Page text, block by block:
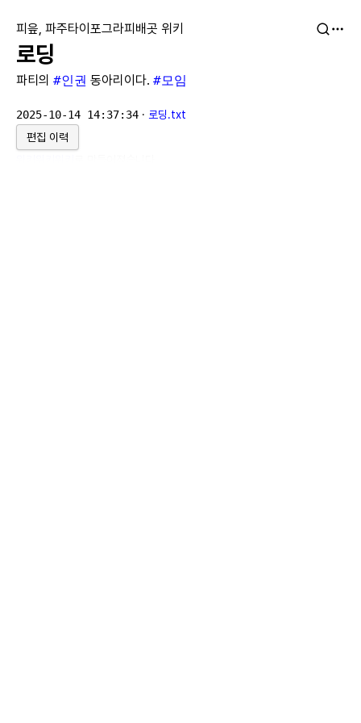
피읖, 파주타이포그라피배곳 위키
로딩
파티의 #인권 동아리이다. #모임
2025-10-14 14:37:34 · 로딩.txt
편집 이력